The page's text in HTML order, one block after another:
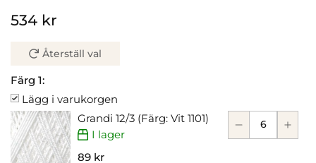
534 kr
Återställ val
Färg 1:
Lägg i varukorgen
Grandi 12/3 (Färg: Vit 1101)
I lager
89 kr